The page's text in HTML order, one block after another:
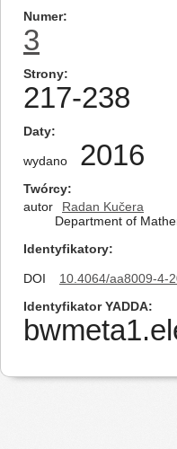
Numer
3
Strony
217-238
Daty
wydano 2016
Twórcy
autor
Radan Kučera
Department of
Identyfikatory
DOI
10.4064/aa8009-4-
Identyfikator YADDA